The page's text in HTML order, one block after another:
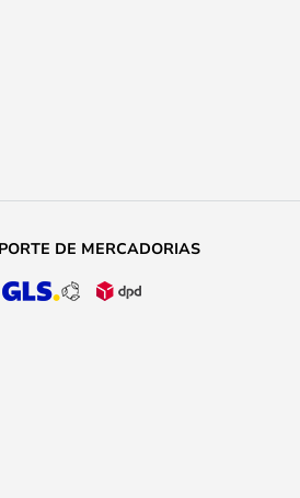
DE MERCADORIAS